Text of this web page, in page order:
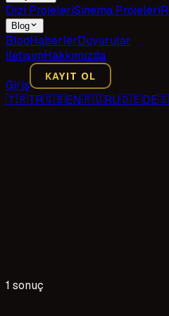
Dizi ProjeleriSinema Projeleri
Blog
BlogHaberlerDuyurular
İletişimHakkımızda
Giriş
KAYIT OL
🇹🇷TR🇬🇧EN🇷🇺RU🇩🇪DE
1 sonuç